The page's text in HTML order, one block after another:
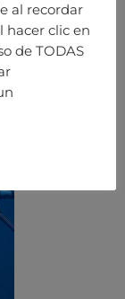
al recordar
hacer clic en
de TODAS